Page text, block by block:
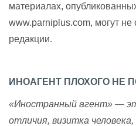
материалах,
www.parniplus.com, могут
редакции.
ИНОАГЕНТ ПЛОХОГО НЕ
«Иностранный агент» —
отличия, визитка